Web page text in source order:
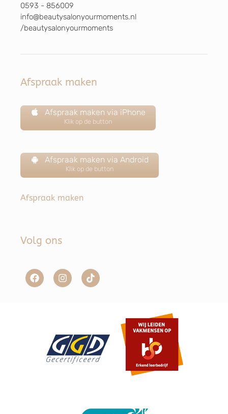
0593 - 856009
info@beautysalonyourmoments.nl
/beautysalonyourmoments
Afspraak maken
Afspraak maken via iPhone
Klik op de button
Afspraak maken via Android
Klik op de button
Afspraak maken
Volg ons